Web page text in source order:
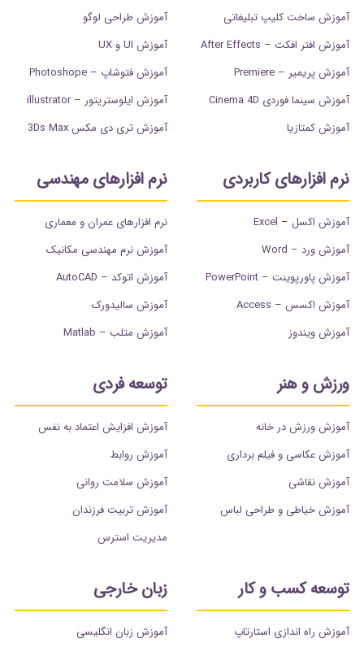
آموزش ساخت کلیپ تبلیغاتی
آموزش افتر افکت – After Effects
آموزش پریمیر – Premiere
آموزش سینما فوردی Cinema 4D
آموزش کمتازیا
آموزش طراحی لوگو
آموزش UI و UX
آموزش فتوشاپ – Photoshope
آموزش ایلوستریتور – illustrator
آموزش تری دی مکس 3Ds Max
نرم افزارهای کاربردی
آموزش اکسل – Excel
آموزش ورد – Word
آموزش پاورپوینت – PowerPoint
آموزش اکسس – Access
آموزش ویندوز
نرم افزارهای مهندسی
نرم افزارهای عمران و معماری
آموزش نرم مهندسی مکانیک
آموزش اتوکد – AutoCAD
آموزش سالیدورک
آموزش متلب – Matlab
ورزش و هنر
آموزش ورزش در خانه
آموزش عکاسی و فیلم برداری
آموزش نقاشی
آموزش خیاطی و طراحی لباس
توسعه فردی
آموزش افزایش اعتماد به نفس
آموزش روابط
آموزش سلامت روانی
آموزش تربیت فرزندان
مدیریت استرس
توسعه کسب و کار
آموزش راه اندازی استارتاپ
زبان خارجی
آموزش زبان انگلیسی